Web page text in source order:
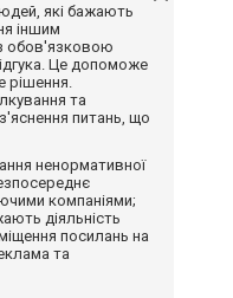
які бажають
іншим
обов'язковою
Це допоможе
рішення.
та
питань, що
ненормативної
компаніями;
діяльність
посилань на
та